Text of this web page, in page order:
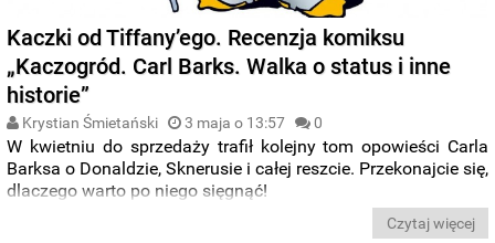
Kaczki od Tiffany’ego. Recenzja komiksu
„Kaczogród. Carl Barks. Walka o status i inne
historie”
Krystian Śmietański 3 maja o 13:57 0
W kwietniu do sprzedaży trafił kolejny tom opowieści Carla
Barksa o Donaldzie, Sknerusie i całej reszcie. Przekonajcie się,
dlaczego warto po niego sięgnąć!
Czytaj więcej